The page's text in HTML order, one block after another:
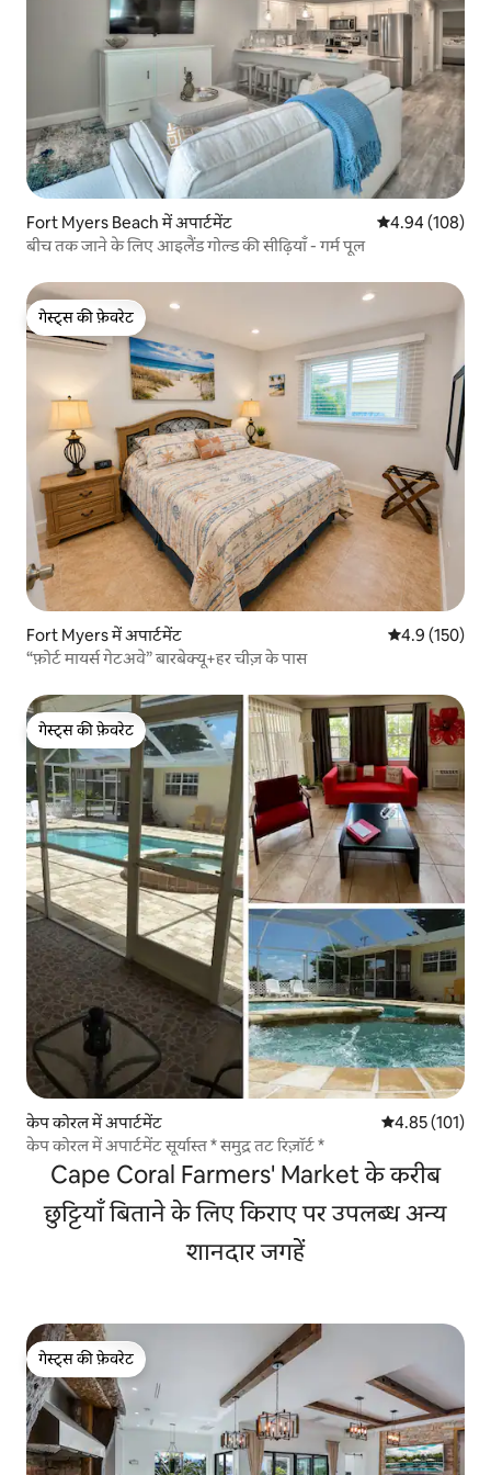
Fort Myers Beach में अपार्टमेंट औसत रेटिंग 5 में से
4.94 (108)
बीच तक जाने के लिए आइलैंड गोल्ड की सीढ़ियाँ - गर्म पूल
गेस्ट्स की फ़ेवरेट
गेस्ट्स की फ़ेवरेट
Fort Myers में अपार्टमेंट औसत रेटिंग 5 में
4.9 (150)
“फ़ोर्ट मायर्स गेटअवे” बारबेक्यू+हर चीज़ के पास
गेस्ट्स की फ़ेवरेट
गेस्ट्स की फ़ेवरेट
केप कोरल में अपार्टमेंट औसत रेटिंग 5 में से
4.85 (101)
केप कोरल में अपार्टमेंट सूर्यास्त * समुद्र तट रिज़ॉर्ट *
Cape Coral Farmers' Market के करीब
छुट्टियाँ बिताने के लिए किराए पर उपलब्ध अन्य
शानदार जगहें
गेस्ट्स की फ़ेवरेट
गेस्ट्स की फ़ेवरेट